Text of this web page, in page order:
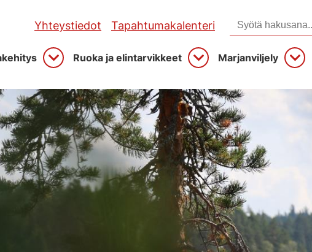
Yhteystiedot Tapahtumakalenteri Hae sivustolta:
AvaaRuoka ja elintarvikkeet AvaaMarjanviljely Avaa